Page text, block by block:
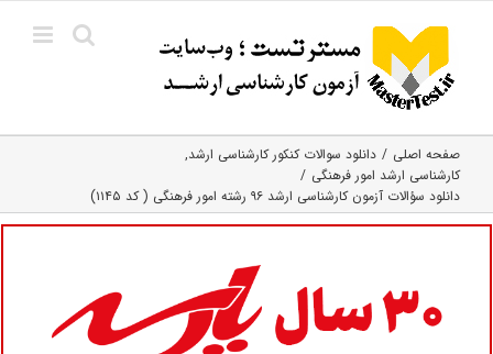
content
صفحه اصلی
دانلود سوالات کنکور کارشناسی ارشد
کارشناسی ارشد امور فرهنگی
دانلود سؤالات آزمون کارشناسی ارشد ۹۶ رشته امور فرهنگی ( کد ۱۱۴۵)